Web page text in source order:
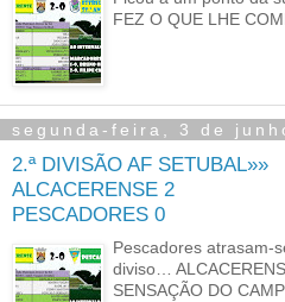
FEZ O QUE LHE
segunda-feira, 3 de
2.ª DIVISÃO AF SETUBAL»»
ALCACERENSE 2
PESCADORES 0
Pescadores atrasam-
diviso…
SENSAÇÃO DO